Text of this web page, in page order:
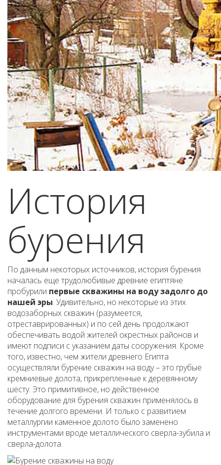
История
бурения
По данным некоторых источников, история бурения
началась еще трудолюбивые древние египтяне
пробурили первые скважины на воду задолго до
нашей эры. Удивительно, но некоторые из этих
водозаборных скважин (разумеется,
отреставрированных) и по сей день продолжают
обеспечивать водой жителей окрестных районов и
имеют подписи с указанием даты сооружения. Кроме
того, известно, чем жители древнего Египта
осуществляли бурение скважин на воду – это грубые
кремниевые долота, прикрепленные к деревянному
шесту. Это примитивное, но действенное
оборудование для бурения скважин применялось в
течение долгого времени. И только с развитием
металлургии каменное долото было заменено
инструментами вроде металлического сверла-зубила и
сверла-долота.